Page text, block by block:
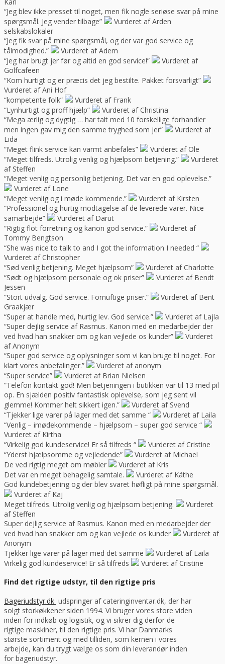
“Jeg blev ikke presset til noget, men fik nogle seriøse svar på mine
spørgsmål. Jeg vender tilbage”
Vurderet af Arden
selskabslokaler
“Jeg fik svar på mine spørgsmål, og der var god service og
tålmodighed.”
Vurderet af Adem
“Jeg har brugt jer før og altid en god service!”
Vurderet af
Golfcafeen
“Kom hurtigt og er præcis det jeg bestilte. Pakket forsvarligt”
Vurderet af Ani Hof
“kompetente folk”
Vurderet af Frank
“Lynhurtigt og proff hjælp”
Vurderet af Christina
“Mega ærlig og dygtig … har talt med 10 forskellige forhandler
men ingen gav mig den samme tryghed som jer”
Vurderet af
Lida
“Meget flink service kan varmt anbefales”
Vurderet af Ole
“Meget tilfreds. Utrolig venlig og hjælpsom betjening.”
Vurderet
af Steffen
“Meget venlig og personlig betjening. Det var en god oplevelse.”
Vurderet af Lone
“Meget venlig og i møde kommende.”
Vurderet af Kirsten
“Professionel og hurtig modtagelse af de leverede varer. Nice
samarbejde”
Vurderet af Darut
“Rigtig flot forretning og kanon god service.”
Vurderet af
Tommy Bengtson
“She was nice to talk to and I got the information I needed “
Vurderet af Christopher
“Sød venlig betjening. Meget hjælpsom”
Vurderet af Charlotte
“Sødt og hjælpsom personale og ok priser”
Vurderet af Bendt
Jessen
“Stort udvalg. God service. Fornuftige priser.”
Vurderet af Bent
Graakjær
“Super at handle med, hurtig lev. God service.”
Vurderet af Lajla
“Super dejlig service af Rasmus. Kanon med en medarbejder der
ved hvad han snakker om og kan vejlede os kunder”
Vurderet
af Anonym
“Super god service og oplysninger som vi kan bruge til noget. For
klart vores anbefalinger.”
Vurderet af anonym
“Super service”
Vurderet af Brian Nielsen
“Telefon kontakt god! Men betjeningen i butikken var til 13 med pil
op. En sjælden positiv fantastisk oplevelse, som jeg sent vil
glemme! Kommer helt sikkert igen.”
Vurderet af Svend
“Tjekker lige varer på lager med det samme “
Vurderet af Laila
“Venlig – imødekommende – hjælpsom – super god service “
Vurderet af Kirtha
“Virkelig god kundeservice! Er så tilfreds “
Vurderet af Cristine
“Yderst hjælpsomme og vejledende”
Vurderet af Michael
De ved rigtig meget om møbler
Vurderet af Kris
Det var en meget behagelig samtale.
Vurderet af Käthe
God kundebetjening og der blev svaret høfligt på mine spørgsmål.
Vurderet af Kaj
Meget tilfreds. Utrolig venlig og hjælpsom betjening.
Vurderet
af Steffen
Super dejlig service af Rasmus. Kanon med en medarbejder der
ved hvad han snakker om og kan vejlede os kunder
Vurderet af
Anonym
Tjekker lige varer på lager med det samme
Vurderet af Laila
Virkelig god kundeservice! Er så tilfreds
Vurderet af Cristine
Find det rigtige udstyr, til den rigtige pris
Bageriudstyr.dk udspringer af cateringinventar.dk, der har
solgt storkøkkener siden 1994. Vi bruger vores store viden
inden for indkøb og logistik, og vi sikrer dig derfor de
rigtige maskiner, til den rigtige pris. Vi har Danmarks
største sortiment og med tilliden, som kernen i vores
arbejde, kan du trygt vælge os som din leverandør inden
for bageriudstyr.